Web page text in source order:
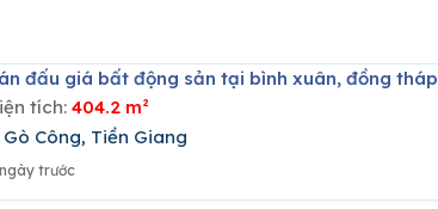
Bán đấu giá bất động sản tại bình xuân, đồng tháp
tích: 404.2 m²
Công, Tiền Giang
trước